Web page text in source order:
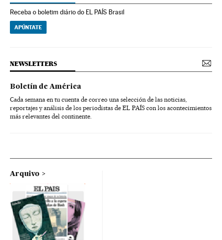
Receba o boletim diário do EL PAÍS Brasil
APÚNTATE
NEWSLETTERS
Boletín de América
Cada semana en tu cuenta de correo una selección de las noticias,
reportajes y análisis de los periodistas de EL PAÍS con los acontecimientos
más relevantes del continente.
Arquivo